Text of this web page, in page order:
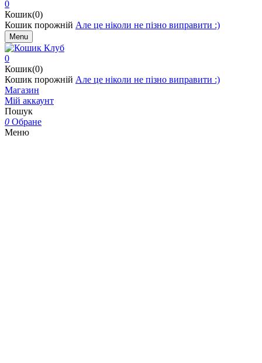
0
Кошик(0)
Кошик порожній Але це ніколи не пізно виправити :)
Menu
0
Кошик(0)
Кошик порожній Але це ніколи не пізно виправити :)
Магазин
Мій аккаунт
Пошук
0 Обране
Меню